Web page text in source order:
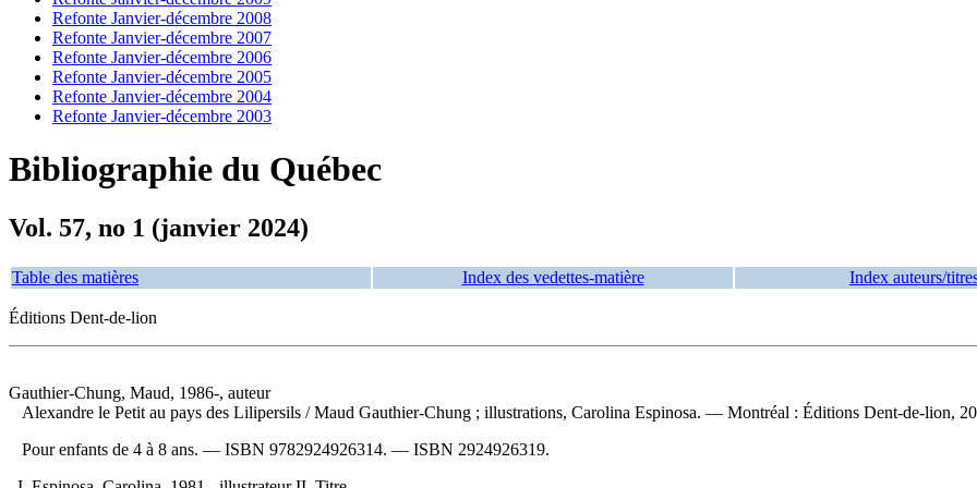
Refonte Janvier-décembre 2008
Refonte Janvier-décembre 2007
Refonte Janvier-décembre 2006
Refonte Janvier-décembre 2005
Refonte Janvier-décembre 2004
Refonte Janvier-décembre 2003
Bibliographie du Québec
Vol. 57, no 1 (janvier 2024)
Table des matières Index des vedettes-matière Index auteurs/
Éditions Dent-de-lion
Gauthier-Chung, Maud, 1986-, auteur
Alexandre le Petit au pays des Lilipersils / Maud Gauthier-Chung ; illustrations, Carolina Espinosa. — Montréal : Éditions Dent-de-lion,
Pour enfants de 4 à 8 ans. — ISBN 9782924926314. — ISBN 2924926319.